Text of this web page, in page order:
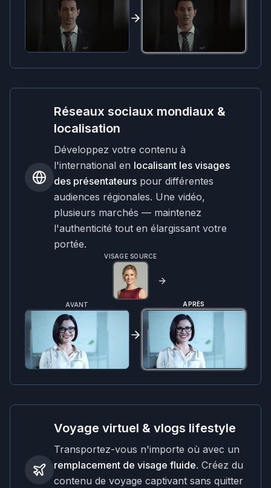
Réseaux sociaux mondiaux &
localisation
Développez votre contenu à
l'international en localisant les visages
des présentateurs pour différentes
audiences régionales. Une vidéo,
plusieurs marchés — maintenez
l'authenticité tout en élargissant votre
portée.
VISAGE SOURCE
AVANT APRÈS
Voyage virtuel & vlogs lifestyle
Transportez-vous n'importe où avec un
remplacement de visage fluide. Créez du
contenu de voyage captivant sans quitter